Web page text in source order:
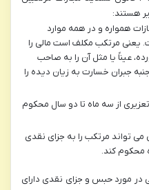
هستند:
همواره و در همه موارد
یعنی مرتکب مکلف است مالی را
عیناً یا مثل آن را به صاحب
جبران خسارت به زیان دیده را
از سه ماه تا دو سال محکوم
تواند مرتکب را به جزای نقدی
محکوم کند.
در مورد حبس و جزای نقدی دارای